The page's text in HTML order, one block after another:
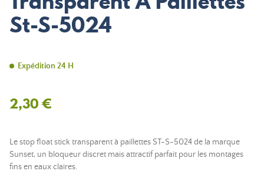
St-S-5024
Expédition 24 H
2,30 €
Le stop float stick transparent à paillettes ST-S-5024 de la marque
Sunset, un bloqueur discret mais attractif parfait pour les montages
fins en eaux claires.